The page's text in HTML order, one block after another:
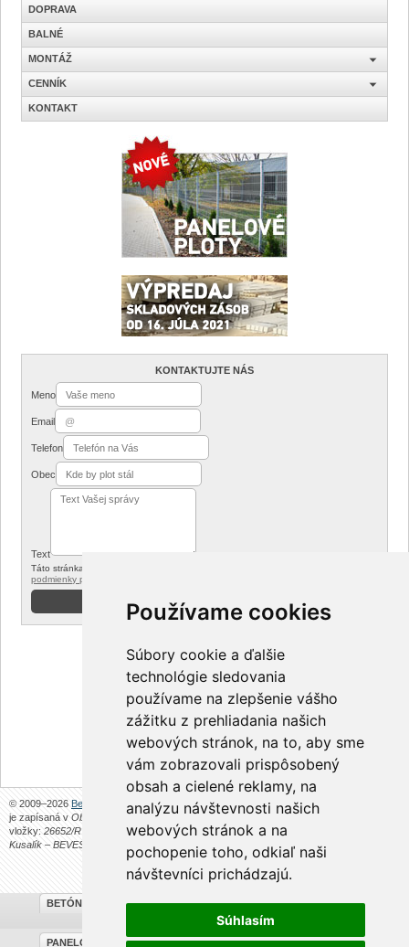
Používame cookies
Súbory cookie a ďalšie
technológie sledovania
používame na zlepšenie vášho
zážitku z prehliadania našich
webových stránok, na to, aby sme
vám zobrazovali prispôsobený
obsah a cielené reklamy, na
analýzu návštevnosti našich
webových stránok a na
pochopenie toho, odkiaľ naši
návštevníci prichádzajú.
Súhlasím
DOPRAVA
BALNÉ
MONTÁŽ
CENNÍK
KONTAKT
KONTAKTUJTE NÁS
Meno
Email
Telefon
Obec
Text
Táto stránka je chránená reCAPTCHA od Google. Platí
podmienky používania
© 2009–2026 Beves s. r. o.Stránky prevádzkuje spoločnosťBeves s. r. o.
je zapísaná v Obchodnom registri Okresného úradu v Trenčíne, v oddieli:
vložky: 26652/R 25.7.2012.Beves s. r. o.je pokračovateľom živnosti
Kusalík – BEVES
Obchodné podmienky
BETÓNOVÉ PLOTY
PANELOVÉ OPLOTENIE